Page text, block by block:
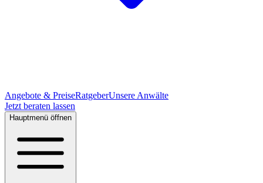
Angebote & PreiseRatgeberUnsere Anwälte
Jetzt beraten lassen
Hauptmenü öffnen